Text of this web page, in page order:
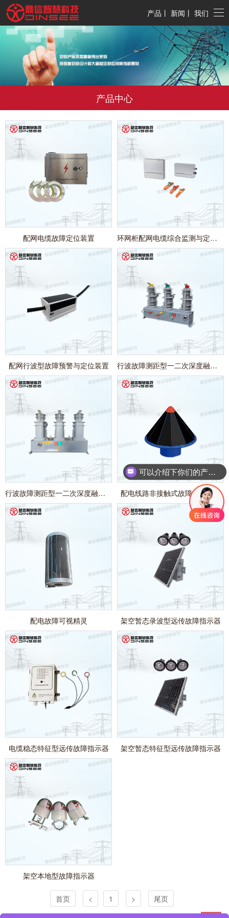
产品 丨 新闻 丨 我们
产品中心
配网电缆故障定位装置 环网柜配网电缆综合监测与定位装置
配网行波型故障预警与定位装置 行波故障测距型一二次深度融合断路器
行波故障测距型一二次深度融合磁控断路器 配电线路非接触式故障定位装置
配电故障可视精灵 架空暂态录波型远传故障指示器
电缆稳态特征型远传故障指示器 架空暂态特征型远传故障指示器
架空本地型故障指示器
首页 < 1 > 尾页
可以介绍下你们的产品么？